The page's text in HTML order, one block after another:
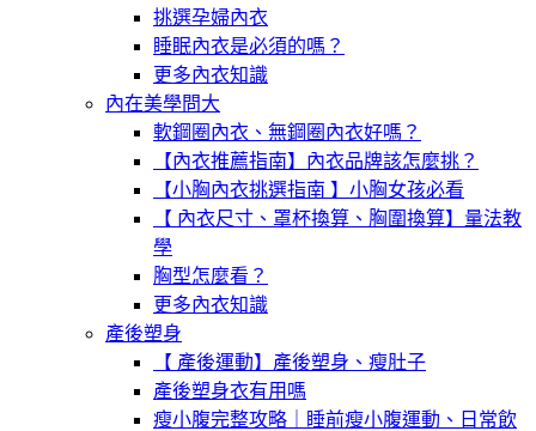
挑選孕婦內衣
睡眠內衣是必須的嗎？
更多內衣知識
內在美學問大
軟鋼圈內衣、無鋼圈內衣好嗎？
【內衣推薦指南】內衣品牌該怎麼挑？
【小胸內衣挑選指南 】小胸女孩必看
【 內衣尺寸、罩杯換算、胸圍換算】量法教
學
胸型怎麼看？
更多內衣知識
產後塑身
【 產後運動】產後塑身、瘦肚子
產後塑身衣有用嗎
瘦小腹完整攻略｜睡前瘦小腹運動、日常飲